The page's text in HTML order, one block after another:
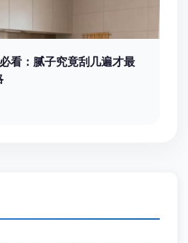
看：腻子究竟刮几遍才最